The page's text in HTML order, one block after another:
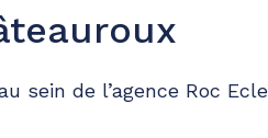
sein de l’agence Roc